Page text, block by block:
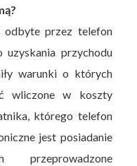
odbyte przez telefon
uzyskania przychodu
warunki o których
wliczone w koszty
którego telefon
jest posiadanie
przeprowadzone